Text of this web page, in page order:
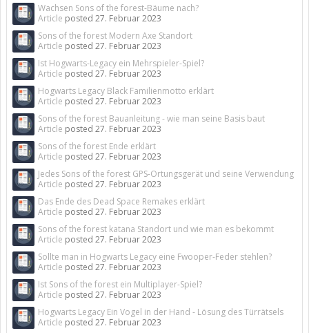
Wachsen Sons of the forest-Bäume nach?
Article posted 27. Februar 2023
Sons of the forest Modern Axe Standort
Article posted 27. Februar 2023
Ist Hogwarts-Legacy ein Mehrspieler-Spiel?
Article posted 27. Februar 2023
Hogwarts Legacy Black Familienmotto erklärt
Article posted 27. Februar 2023
Sons of the forest Bauanleitung - wie man seine Basis baut
Article posted 27. Februar 2023
Sons of the forest Ende erklärt
Article posted 27. Februar 2023
Jedes Sons of the forest GPS-Ortungsgerät und seine Verwendung
Article posted 27. Februar 2023
Das Ende des Dead Space Remakes erklärt
Article posted 27. Februar 2023
Sons of the forest katana Standort und wie man es bekommt
Article posted 27. Februar 2023
Sollte man in Hogwarts Legacy eine Fwooper-Feder stehlen?
Article posted 27. Februar 2023
Ist Sons of the forest ein Multiplayer-Spiel?
Article posted 27. Februar 2023
Hogwarts Legacy Ein Vogel in der Hand - Lösung des Türrätsels
Article posted 27. Februar 2023